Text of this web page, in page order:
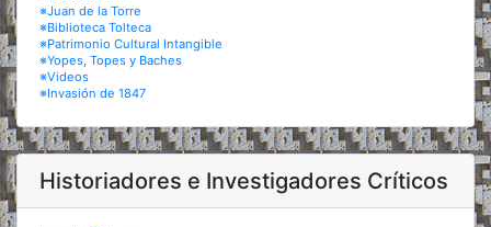
※Juan de la Torre
※Biblioteca Tolteca
※Patrimonio Cultural Intangible
※Yopes, Topes y Baches
※Videos
※Invasión de 1847
Historiadores e Investigadores Críticos